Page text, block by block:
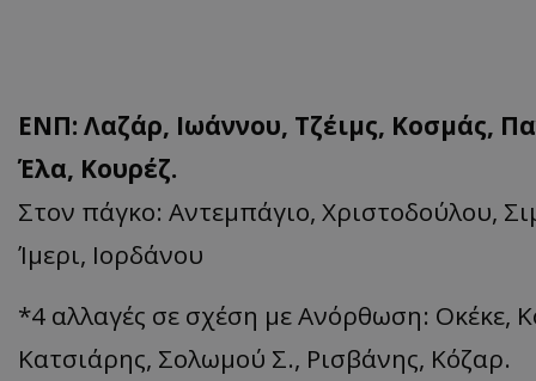
ΕΝΠ: Λαζάρ, Ιωάννου, Τζέιμς, Κοσμάς,
Έλα, Κουρέζ.
Στον πάγκο: Αντεμπάγιο, Χριστοδούλου,
Ίμερι, Ιορδάνου
*4 αλλαγές σε σχέση με Ανόρθωση: Οκέκε,
Κατσιάρης, Σολωμού Σ., Ρισβάνης, Κόζαρ.